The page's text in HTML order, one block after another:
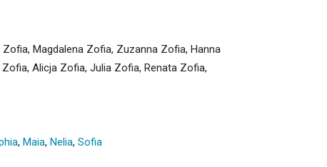
Magdalena Zofia, Zuzanna Zofia, Hanna
Alicja Zofia, Julia Zofia, Renata Zofia,
, Maia, Nelia, Sofia